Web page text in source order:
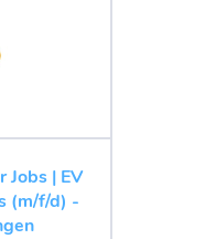
Jobs | EV
(m/f/d) -